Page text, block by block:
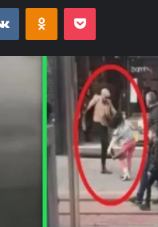
VKontakteOdnoklassniki
Pocket